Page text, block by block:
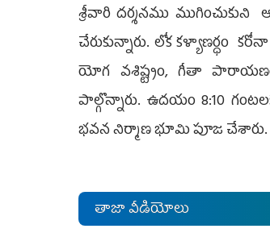
శ్రీవారి దర్శనము
చేరుకున్నారు. లోక
యోగ వశిష్ట్యం, గీతా పారాయణం,
పాల్గొన్నారు. ఉదయం 8:10
భవన నిర్మాణ భూమి పూజ చేశారు.
తాజా వీడియోలు